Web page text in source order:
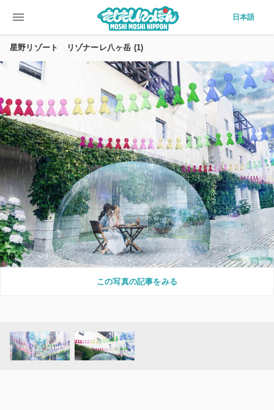
menu 日本語
星野リゾート リゾナーレ八ヶ岳 (1)
この写真の記事をみる